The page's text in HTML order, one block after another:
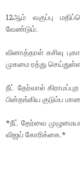
12ஆம் வகுப்பு
வேண்டும்.
வினாத்தாள் கசிவு
முகமை ரத்து
நீட் தேர்வால்
பின்தங்கிய குடும்ப
*நீட் தேர்வை
விஜய் கோரிக்கை.*